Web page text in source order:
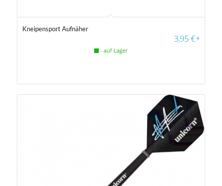
5.00
Kneipensport Aufnäher
3,95€*
- auf Lager